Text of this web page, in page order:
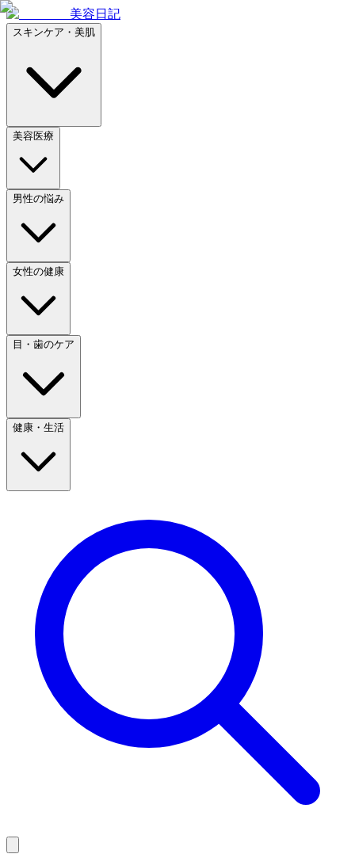
美容日記
スキンケア・美肌
美容医療
男性の悩み
女性の健康
目・歯のケア
健康・生活